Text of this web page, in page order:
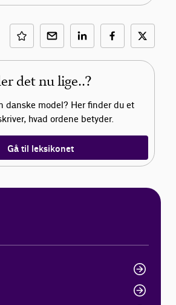
det nu lige..?
danske model? Her finder du et
hvad ordene betyder.
Gå til leksikonet